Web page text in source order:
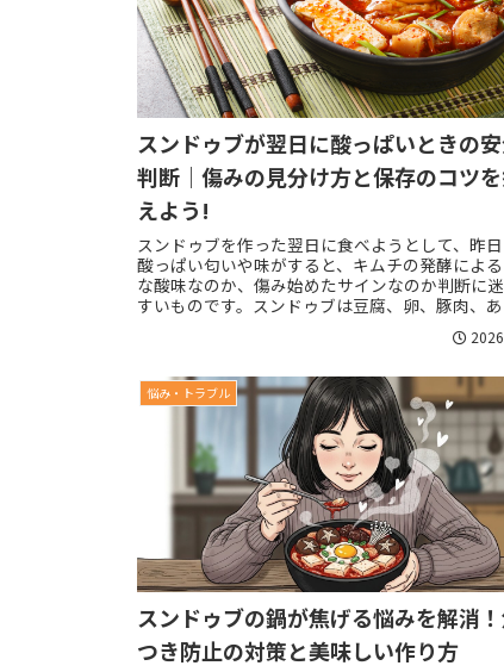
スンドゥブが翌日に酸っぱいときの
判断｜傷みの見分け方と保存のコツ
えよう!
スンドゥブを作った翌日に食べようとして、昨
酸っぱい匂いや味がすると、キムチの発酵によ
な酸味なのか、傷み始めたサインなのか判断に
すいものです。スンドゥブは豆腐、卵、豚肉、
悩み・トラブル
スンドゥブの鍋が焦げる悩みを解消
つき防止の対策と美味しい作り方